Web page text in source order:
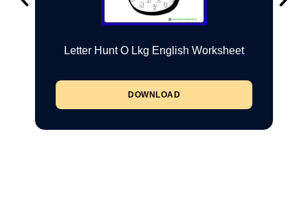
Letter Hunt O Lkg English Worksheet
DOWNLOAD